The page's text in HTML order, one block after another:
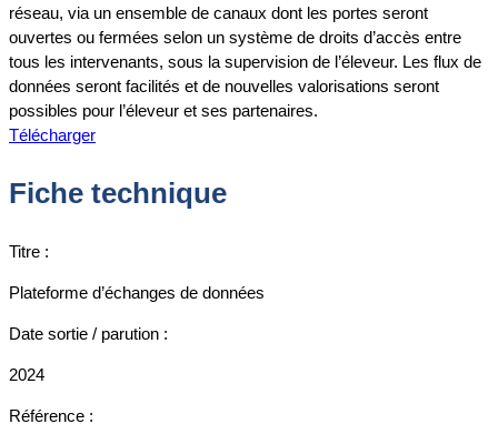
réseau, via un ensemble de canaux dont les portes seront
ouvertes ou fermées selon un système de droits d’accès entre
tous les intervenants, sous la supervision de l’éleveur. Les flux de
données seront facilités et de nouvelles valorisations seront
possibles pour l’éleveur et ses partenaires.
Télécharger
Fiche technique
Titre :
Plateforme d’échanges de données
Date sortie / parution :
2024
Référence :